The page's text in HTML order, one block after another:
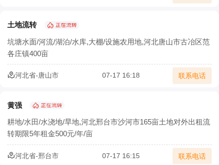
土地流转
坑塘水面/河流/湖泊/水库,大棚/设施农用地,河北唐山市古冶区范
各庄镇400亩
河北省-唐山市 07-17 16:18 联系电话
黄强
耕地/水田/水浇地/旱地,河北邢台市沙河市165亩土地对外出租流
转期限5年租金500元/年/亩
河北省-邢台市 07-17 16:15 联系电话